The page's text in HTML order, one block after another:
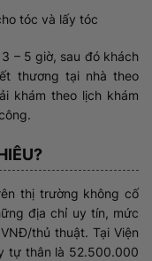
tóc và lấy tóc
– 5 giờ, sau đó khách
thương tại nhà theo
khám theo lịch khám
thị trường không cố
địa chỉ uy tín, mức
thủ thuật. Tại Viện
tự thân là 52.500.000